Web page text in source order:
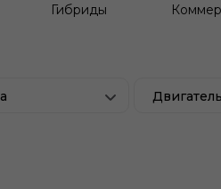
Гибриды
Двигатель